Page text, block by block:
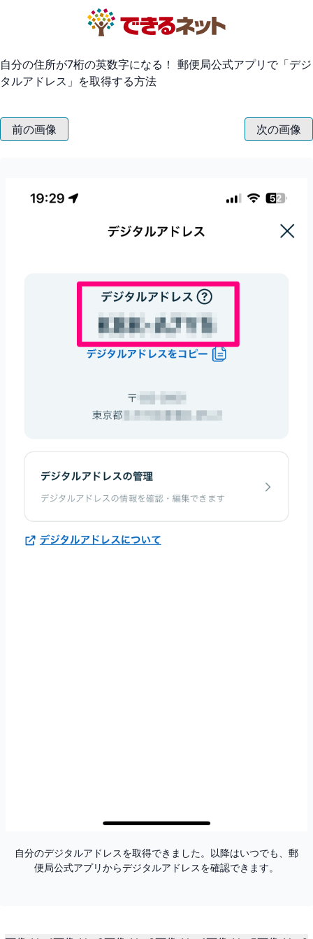
自分の住所が7桁の英数字になる！ 郵便局公式アプリで「デジ
タルアドレス」を取得する方法
前の画像 次の画像
自分のデジタルアドレスを取得できました。以降はいつでも、郵
便局公式アプリからデジタルアドレスを確認できます。